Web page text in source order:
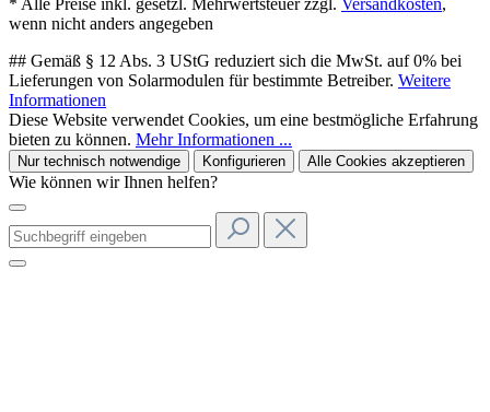
wenn nicht anders angegeben
## Gemäß § 12 Abs. 3 UStG reduziert sich die MwSt. auf 0% bei
Lieferungen von Solarmodulen für bestimmte Betreiber. Weitere
Informationen
Diese Website verwendet Cookies, um eine bestmögliche Erfahrung
bieten zu können. Mehr Informationen ...
Nur technisch notwendige Konfigurieren Alle Cookies akzeptieren
Wie können wir Ihnen helfen?